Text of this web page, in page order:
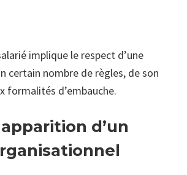
implique le respect d’une
certain nombre de règles, de son
formalités d’embauche.
apparition d’un